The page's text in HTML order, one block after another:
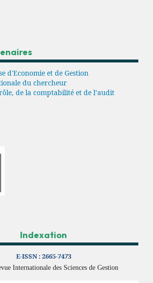
d'Economie et de Gestion
du chercheur
de la comptabilité et de l’audit
Indexation
E-ISSN : 2665-7473
Internationale des Sciences de Gestion